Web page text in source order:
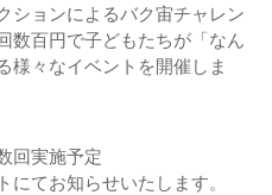
ションによるバク宙チャレン
数百円で子どもたちが「なん
様々なイベントを開催しま
回実施予定
てお知らせいたします。